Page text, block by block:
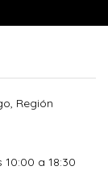
Región
10:00 a 18:30